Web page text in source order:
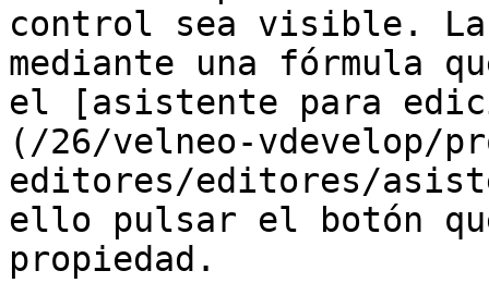
control sea visible. La
mediante una fórmula
el [asistente para
(/26/velneo-vdevelop/
editores/editores/
ello pulsar el botón
propiedad.